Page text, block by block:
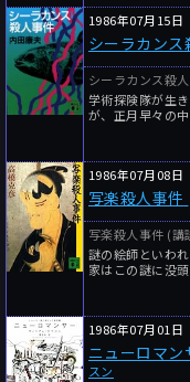
1986年07月15日
シーラカンス
シーラカンス殺
学術探険隊が生
が、正月早々の
1986年07月08日
写楽殺人事件
写楽殺人事件 (
謎の絵師といわ
家はこの謎に没頭
1986年07月01日
ニューロマン
スン